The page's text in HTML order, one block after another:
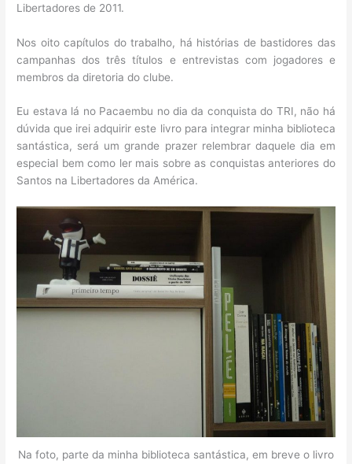
Libertadores de 2011.
Nos oito capítulos do trabalho, há histórias de bastidores das
campanhas dos três títulos e entrevistas com jogadores e
membros da diretoria do clube.
Eu estava lá no Pacaembu no dia da conquista do TRI, não há
dúvida que irei adquirir este livro para integrar minha biblioteca
santástica, será um grande prazer relembrar daquele dia em
especial bem como ler mais sobre as conquistas anteriores do
Santos na Libertadores da América.
Na foto, parte da minha biblioteca santástica, em breve o livro